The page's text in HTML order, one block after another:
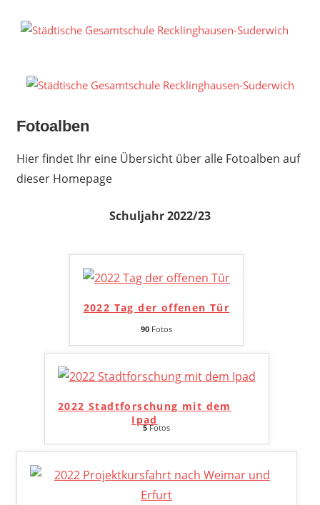
Inhalt
Fotoalben
Hier findet Ihr eine Übersicht über alle Fotoalben auf
dieser Homepage
Schuljahr 2022/23
2022 Tag der offenen Tür
90 Fotos
2022 Stadtforschung mit dem
Ipad
5Fotos